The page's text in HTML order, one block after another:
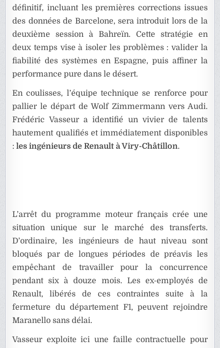
définitif, incluant les premières corrections issues
des données de Barcelone, sera introduit lors de la
deuxième session à Bahreïn. Cette stratégie en
deux temps vise à isoler les problèmes : valider la
fiabilité des systèmes en Espagne, puis affiner la
performance pure dans le désert.
En coulisses, l’équipe technique se renforce pour
pallier le départ de Wolf Zimmermann vers Audi.
Frédéric Vasseur a identifié un vivier de talents
hautement qualifiés et immédiatement disponibles
:les ingénieurs de Renault à Viry-Châtillon.
L’arrêt du programme moteur français crée une
situation unique sur le marché des transferts.
D’ordinaire, les ingénieurs de haut niveau sont
bloqués par de longues périodes de préavis les
empêchant de travailler pour la concurrence
pendant six à douze mois. Les ex-employés de
Renault, libérés de ces contraintes suite à la
fermeture du département F1, peuvent rejoindre
Maranello sans délai.
Vasseur exploite ici une faille contractuelle pour